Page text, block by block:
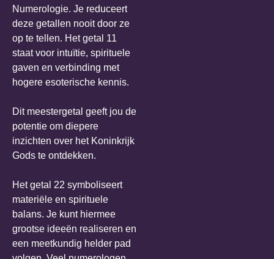
Numerologie. Je reduceert
deze getallen nooit door ze
op te tellen. Het getal 11
staat voor intuïtie, spirituele
gaven en verbinding met
hogere esoterische kennis.
Dit meestergetal geeft jou de
potentie om diepere
inzichten over het Koninkrijk
Gods te ontdekken.
Het getal 22 symboliseert
materiële en spirituele
balans. Je kunt hiermee
grootse ideeën realiseren en
een meetkundig helder pad